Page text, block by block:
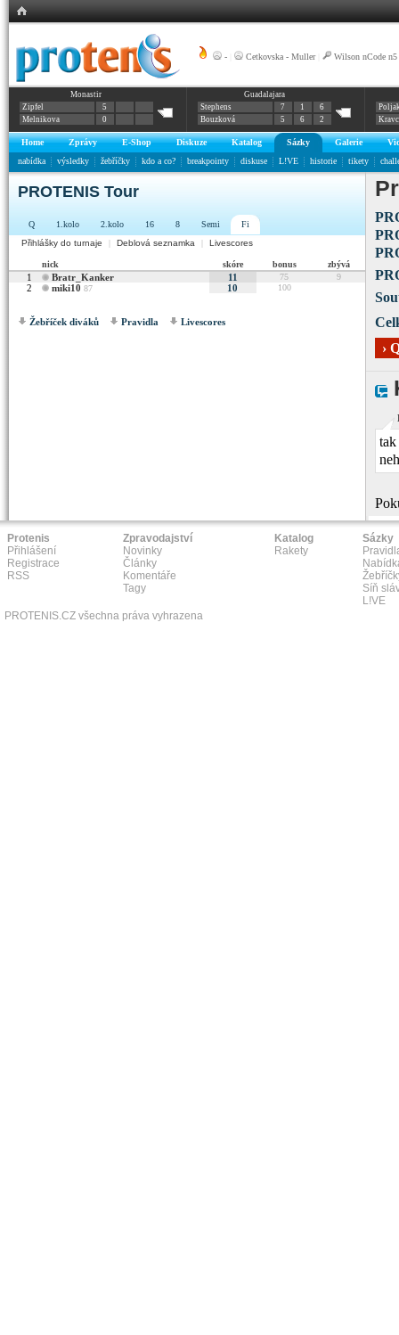
- Cetkovska - Muller| Wilson nCode n5
Monastir
Zipfel
5
Melnikova
0
Guadalajara
Stephens
7 1
6
Bouzková
5 6 2
Home Zprávy E-Shop Diskuze Katalog Sázky Galerie
nabídka
výsledky žebříčky kdo a co? breakpointy diskuse L!VE historie tikety
PROTENIS Tour
Q 1.kolo 2.kolo 16 8 Semi
Fi
Přihlášky do turnaje
Deblová seznamka Livescores
nick skóre bonus zbývá
1 Bratr_Kanker 11 75 9
2 miki10 87 10 100
Žebříček diváků Pravidla Livescores
›
Protenis
Přihlášení
Registrace
RSS
Zpravodajství
Novinky
Články
Komentáře
Tagy
Katalog
Rakety
Sázky
Síň
L!VE
PROTENIS.CZ všechna práva vyhrazena